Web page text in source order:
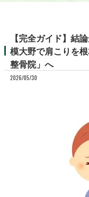
【完全ガイド】結
模大野で肩こりを
整骨院」へ
2026/05/30